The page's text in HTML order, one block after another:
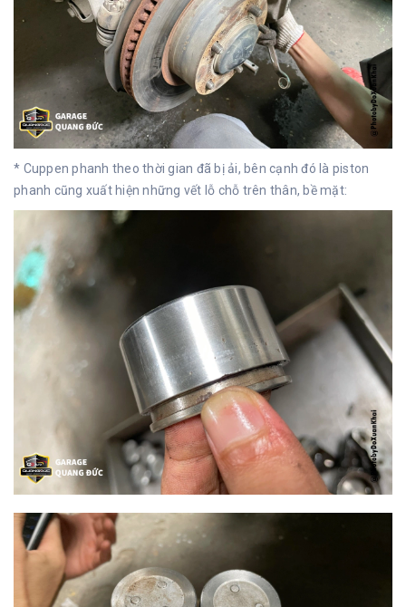
* Cuppen phanh theo thời gian đã bị ải, bên cạnh đó là piston
phanh cũng xuất hiện những vết lỗ chỗ trên thân, bề mặt: